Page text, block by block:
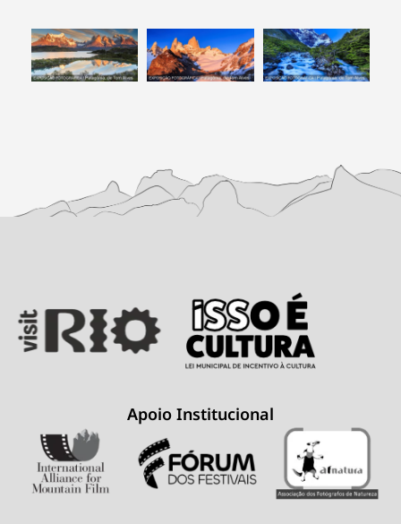
Apoio Institucional